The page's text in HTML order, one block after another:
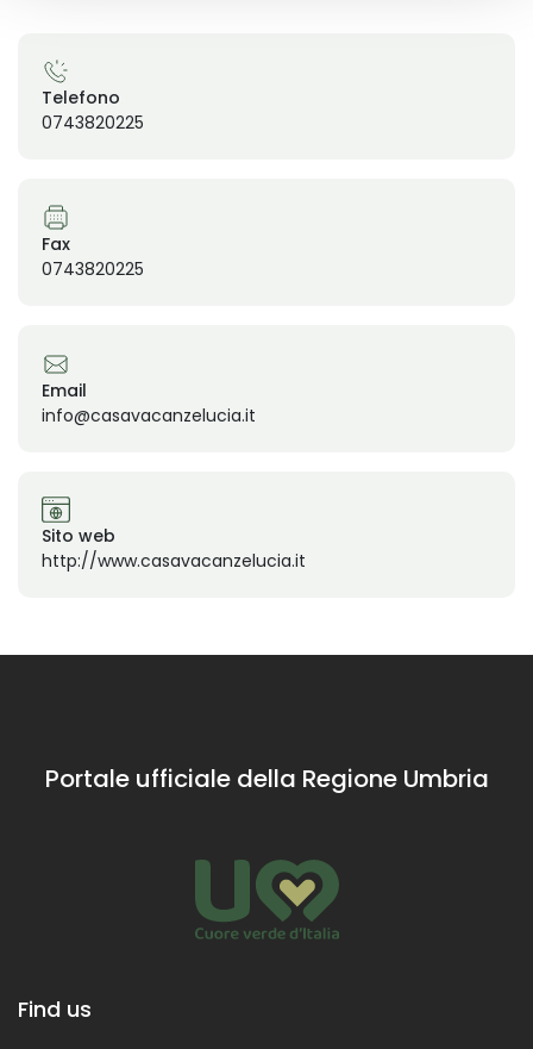
Telefono
0743820225
Fax
0743820225
Email
info@casavacanzelucia.it
Sito web
http://www.casavacanzelucia.it
Portale ufficiale della Regione Umbria
Find us